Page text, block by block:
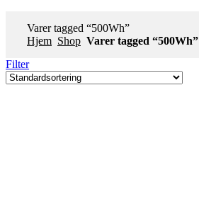
Varer tagged “500Wh”
Hjem Shop Varer tagged “500Wh”
Filter